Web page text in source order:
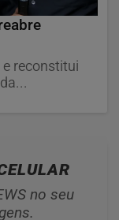
reconstitui
no seu